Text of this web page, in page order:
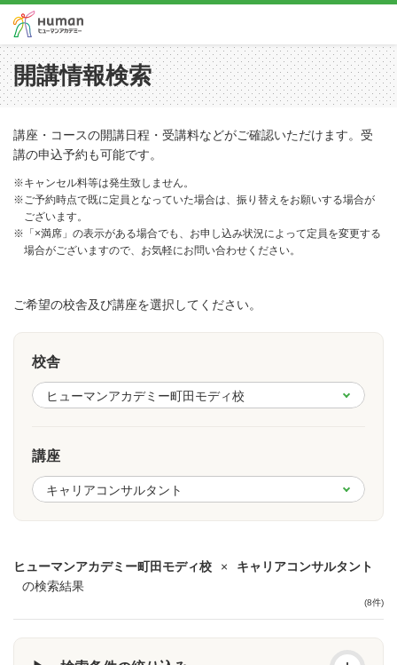
開講情報検索
講座・コースの開講日程・受講料などがご確認いただけます。受
講の申込予約も可能です。
※キャンセル料等は発生致しません。
※ご予約時点で既に定員となっていた場合は、振り替えをお願いする場合が
ございます。
※「×満席」の表示がある場合でも、お申し込み状況によって定員を変更する
場合がございますので、お気軽にお問い合わせください。
ご希望の校舎及び講座を選択してください。
校舎
講座
ヒューマンアカデミー町田モディ校 ×
キャリアコンサルタント
の検索結果
(8件)